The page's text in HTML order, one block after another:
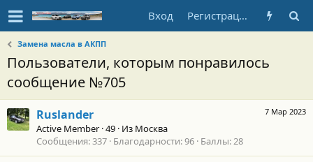
Вход Регистрация
Замена масла в АКПП
Пользователи, которым понравилось
сообщение №705
7 Мар 2023
Ruslander
Active Member ·49 · Из Москва
Сообщения 337 Благодарности 96 Баллы 28